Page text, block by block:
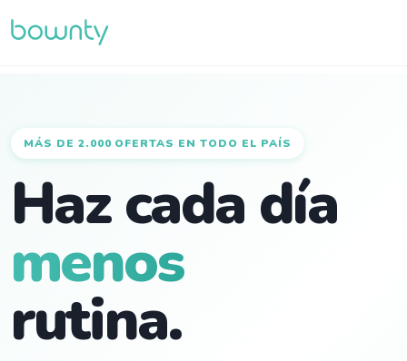
MÁS DE 2.000 OFERTAS EN TODO EL PAÍS
Haz cada día
menos
rutina.